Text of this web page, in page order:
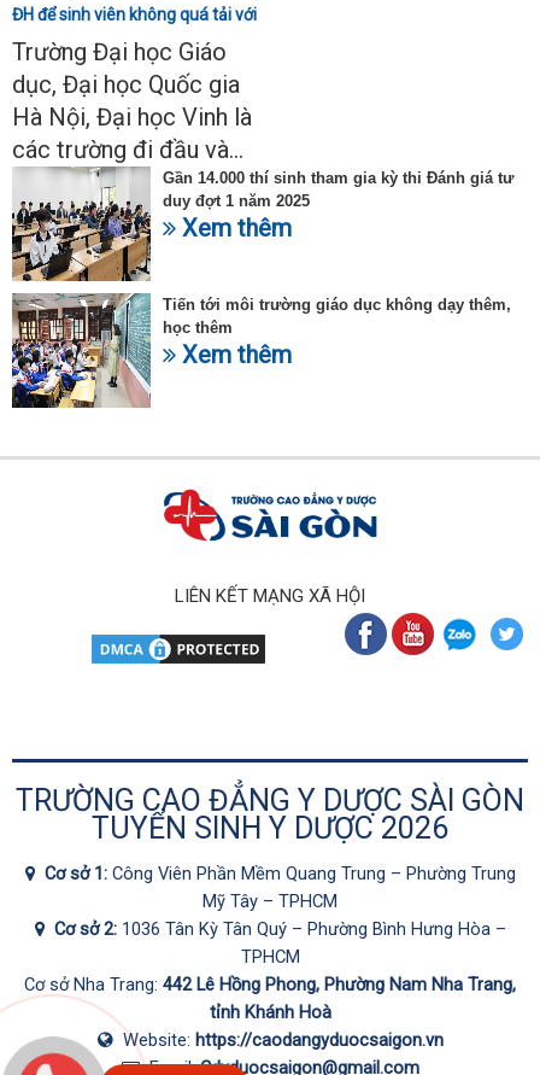
ĐH để sinh viên không quá tải với
ngành Sư phạm Khoa học tự
nhiên
Trường Đại học Giáo
dục, Đại học Quốc gia
Hà Nội, Đại học Vinh là
các trường đi đầu và...
Gần 14.000 thí sinh tham gia kỳ thi Đánh giá tư
duy đợt 1 năm 2025
Xem thêm
Tiến tới môi trường giáo dục không dạy thêm,
học thêm
Xem thêm
LIÊN KẾT MẠNG XÃ HỘI
TRƯỜNG CAO ĐẲNG Y DƯỢC SÀI GÒN
TUYỂN SINH Y DƯỢC 2026
Cơ sở 1: Công Viên Phần Mềm Quang Trung – Phường Trung
Mỹ Tây – TPHCM
Cơ sở 2: 1036 Tân Kỳ Tân Quý – Phường Bình Hưng Hòa –
TPHCM
Cơ sở Nha Trang: 442 Lê Hồng Phong, Phường Nam Nha Trang,
tỉnh Khánh Hoà
Website: https://caodangyduocsaigon.vn
Email:Cdyduocsaigon@gmail.com